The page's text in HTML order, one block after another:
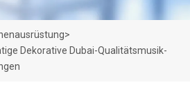
>
Dekorative Dubai-Qualitätsmusik-